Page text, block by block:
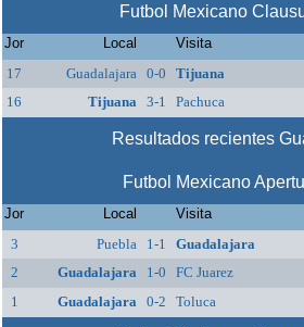
Futbol Mexicano
Jor Local Visita
17
Guadalajara 0-0 Tijuana
16
Tijuana 3-1 Pachuca
Resultados recientes
Futbol Mexicano
Jor Local Visita
3
Puebla 1-1 Guadalajara
2
Guadalajara 1-0 FC Juarez
1
Guadalajara 0-2 Toluca